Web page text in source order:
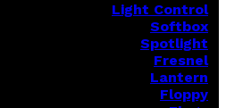
Light Control
Softbox
Spotlight
Fresnel
Lantern
Floppy